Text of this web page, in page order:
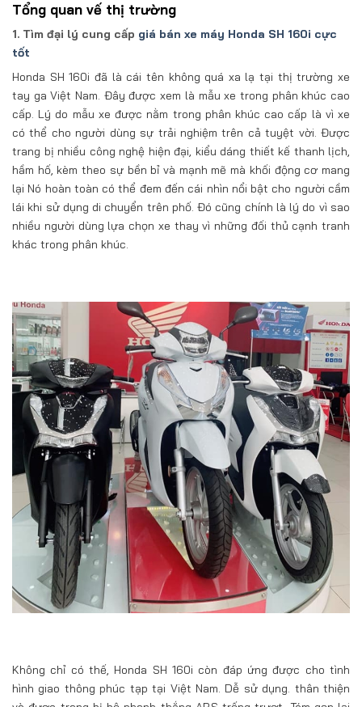
Tổng quan vế thị trường
1. Tìm đại lý cung cấp giá bán xe máy Honda SH 160i cực
tốt
Honda SH 160i đã là cái tên không quá xa lạ tại thị trường xe
tay ga Việt Nam. Đây được xem là mẫu xe trong phân khúc cao
cấp. Lý do mẫu xe được nằm trong phân khúc cao cấp là vì xe
có thể cho người dùng sự trải nghiệm trên cả tuyệt vời. Được
trang bị nhiều công nghệ hiện đại, kiểu dáng thiết kế thanh lịch,
hầm hố, kèm theo sự bền bỉ và mạnh mẽ mà khối động cơ mang
lại Nó hoàn toàn có thể đem đến cái nhìn nổi bật cho người cầm
lái khi sử dụng di chuyển trên phố. Đó cũng chính là lý do vì sao
nhiều người dùng lựa chọn xe thay vì những đối thủ cạnh tranh
khác trong phân khúc.
Không chỉ có thế, Honda SH 160i còn đáp ứng được cho tình
hình giao thông phúc tạp tại Việt Nam. Dễ sử dụng. thân thiện